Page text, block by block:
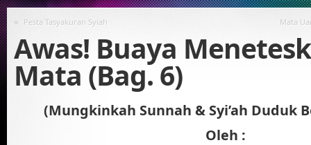
« Pesta Tasyakuran Syiah Mata
Awas! Buaya
Mata (Bag. 6)
(Mungkinkah Sunnah & Syi’ah Duduk
Oleh :